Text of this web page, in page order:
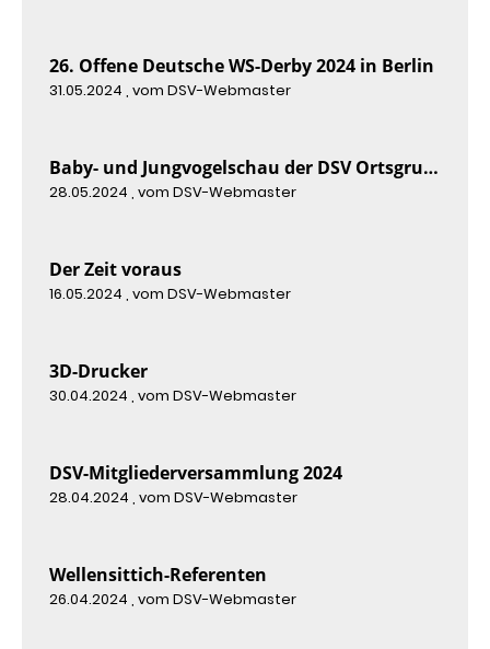
26. Offene Deutsche WS-Derby 2024 in Berlin
31.05.2024 , vom DSV-Webmaster
Baby- und Jungvogelschau der DSV Ortsgruppe Trier 2024
28.05.2024 , vom DSV-Webmaster
Der Zeit voraus
16.05.2024 , vom DSV-Webmaster
3D-Drucker
30.04.2024 , vom DSV-Webmaster
DSV-Mitgliederversammlung 2024
28.04.2024 , vom DSV-Webmaster
Wellensittich-Referenten
26.04.2024 , vom DSV-Webmaster